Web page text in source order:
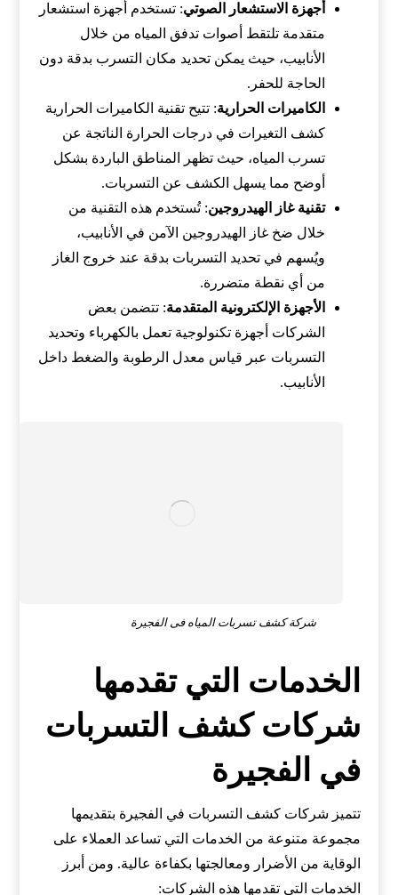
أجهزة الاستشعار الصوتي: تستخدم أجهزة استشعار
متقدمة تلتقط أصوات تدفق المياه من خلال
الأنابيب، حيث يمكن تحديد مكان التسرب بدقة دون
الحاجة للحفر.
الكاميرات الحرارية: تتيح تقنية الكاميرات الحرارية
كشف التغيرات في درجات الحرارة الناتجة عن
تسرب المياه، حيث تظهر المناطق الباردة بشكل
أوضح مما يسهل الكشف عن التسربات.
تقنية غاز الهيدروجين: تُستخدم هذه التقنية من
خلال ضخ غاز الهيدروجين الآمن في الأنابيب،
ويُسهم في تحديد التسربات بدقة عند خروج الغاز
من أي نقطة متضررة.
الأجهزة الإلكترونية المتقدمة: تتضمن بعض
الشركات أجهزة تكنولوجية تعمل بالكهرباء وتحديد
التسربات عبر قياس معدل الرطوبة والضغط داخل
الأنابيب.
شركة كشف تسربات المياه فى الفجيرة
الخدمات التي تقدمها
شركات كشف التسربات
في الفجيرة
تتميز شركات كشف التسربات في الفجيرة بتقديمها
مجموعة متنوعة من الخدمات التي تساعد العملاء على
الوقاية من الأضرار ومعالجتها بكفاءة عالية. ومن أبرز
الخدمات التي تقدمها هذه الشركات: